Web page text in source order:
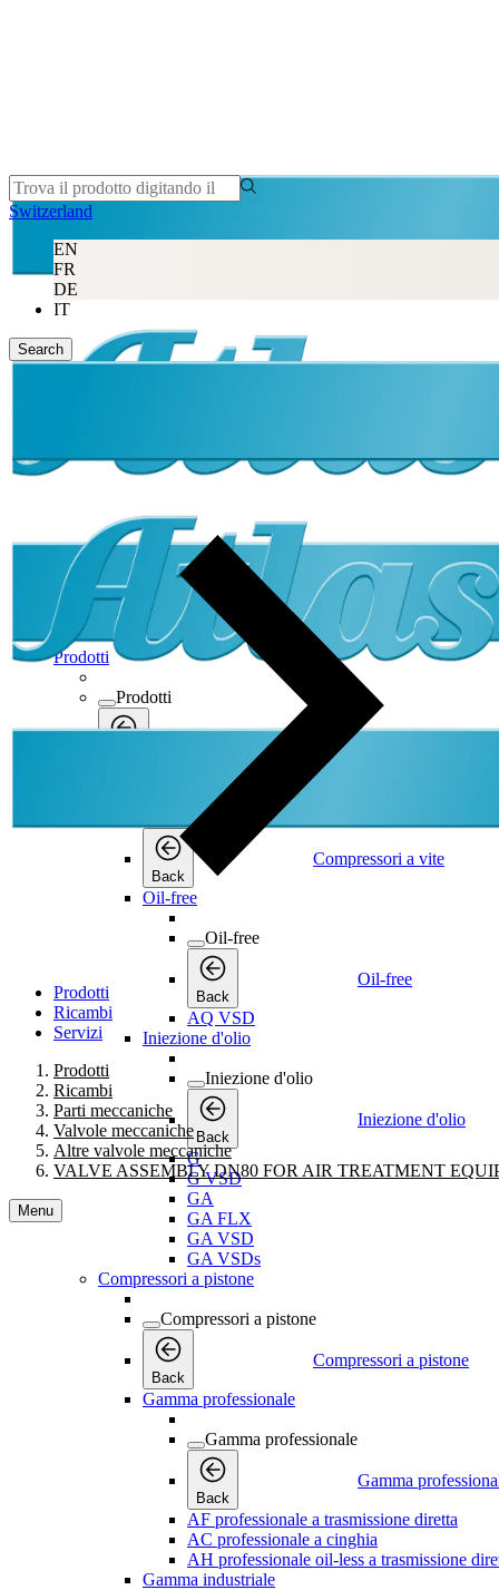
Switzerland
EN
FR
DE
IT
Search
Prodotti
Ricambi
Servizi
Prodotti
Ricambi
Parti meccaniche
Valvole meccaniche
Altre valvole meccaniche
VALVE ASSEMBLY DN80 FOR AIR TREATMENT
Menu
Prodotti
Prodotti
Prodotti
Compressori a vite
Back
Compressori a vite
Oil-free
Oil-free
Back
Oil-free
AQ VSD
Iniezione d'olio
Iniezione d'olio
Back
Iniezione d'olio
G
G VSD
GA
GA FLX
GA VSD
GA VSDs
Compressori a pistone
Compressori a pistone
Back
Compressori a pistone
Gamma professionale
Gamma professionale
Back
Gamma
AF professionale a trasmissione diretta
AC professionale a cinghia
AH professionale oil-less a trasmissione
Gamma industriale